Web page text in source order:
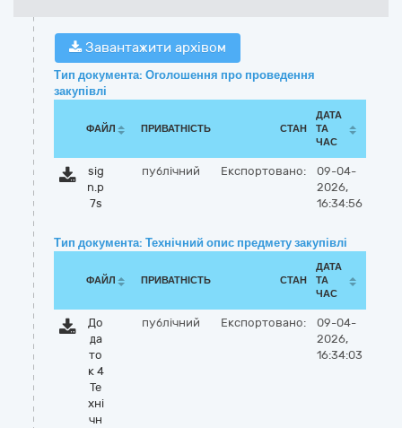
Завантажити архівом
Тип документа: Оголошення про проведення
закупівлі
ФАЙЛ ПРИВАТНІСТЬ СТАН
ДАТА
ТА
ЧАС
sig
n.p
7s
публічний Експортовано:
09-04-
2026,
16:34:56
Тип документа: Технічний опис предмету закупівлі
ФАЙЛ ПРИВАТНІСТЬ СТАН
ДАТА
ТА
ЧАС
До
да
то
к 4
Те
хні
чн
публічний Експортовано:
09-04-
2026,
16:34:03